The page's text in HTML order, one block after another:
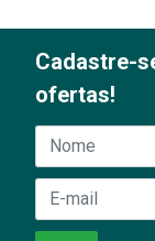
Cadastre-
ofertas!